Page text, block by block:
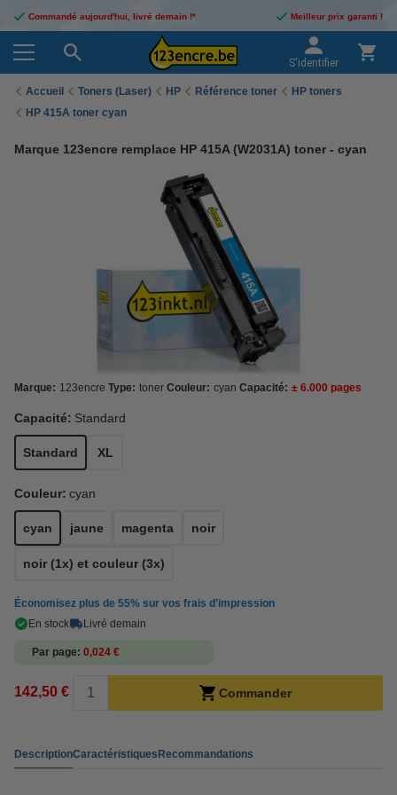
Commandé aujourd'hui, livré demain !* Meilleur prix garanti !
S'identifier
Accueil Toners (Laser) HP Référence toner
HP toners
HP 415A toner cyan
Marque 123encre remplace HP 415A (W2031A) toner - cyan
Marque: 123encre Type: toner Couleur: cyan Capacité: ± 6.000 pages
Capacité: Standard
Standard XL
Couleur: cyan
cyan jaune magenta noir
noir (1x) et couleur (3x)
Économisez plus de 55% sur vos frais d'impression
En stock
Livré demain
Par page 0,024 €
142,50 € Commander
DescriptionCaractéristiquesRecommandations